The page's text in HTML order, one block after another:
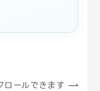
ロールできます